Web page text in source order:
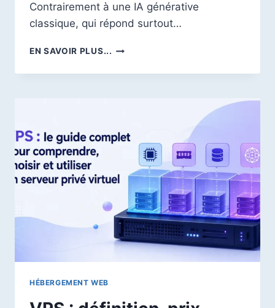
Contrairement à une IA générative
classique, qui répond surtout…
EN SAVOIR PLUS... IA
:
ET
OUTILS
2026
HÉBERGEMENT WEB